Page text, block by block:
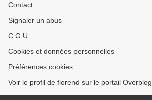
Contact
Signaler un abus
C.G.U.
Cookies et données personnelles
Préférences cookies
Voir le profil de florend sur le portail Overblog